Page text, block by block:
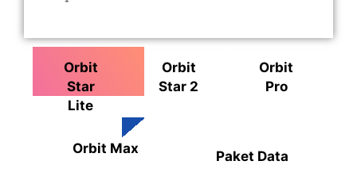
Orbit
Star
Lite
Orbit
Star 2
Orbit
Pro
Orbit Max Paket Data